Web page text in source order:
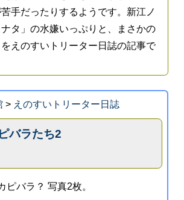
手だったりするようです。新江ノ
タ」の水嫌いっぷりと、まさかの
えのすいトリーター日誌の記事で
> えのすいトリーター日誌
バラたち2
バラ？ 写真2枚。